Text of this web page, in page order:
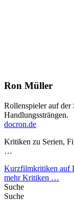
Ron Müller
Rollenspieler auf der
Handlungssträngen.
docron.de
Kritiken zu Serien,
…
Kurzfilmkritiken auf
mehr Kritiken …
Suche
Suche